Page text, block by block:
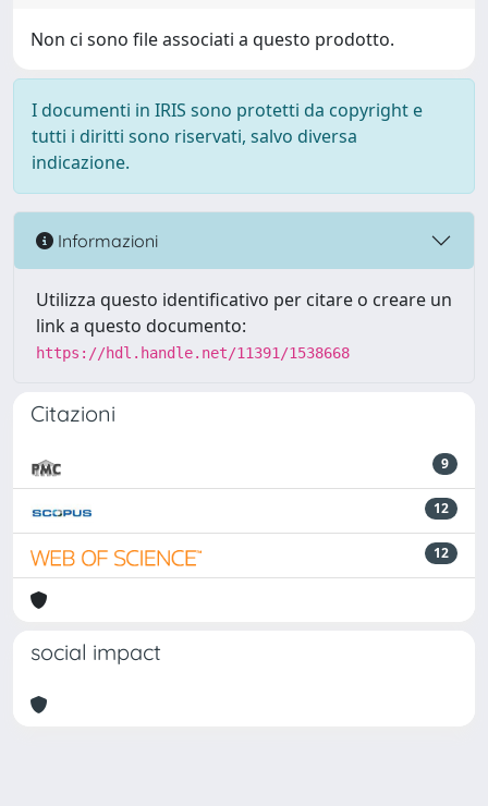
Non ci sono file associati a questo prodotto.
I documenti in IRIS sono protetti da copyright e
tutti i diritti sono riservati, salvo diversa
indicazione.
Informazioni
Utilizza questo identificativo per citare o creare un
link a questo documento:
https://hdl.handle.net/11391/1538668
Citazioni
9
12
12
social impact